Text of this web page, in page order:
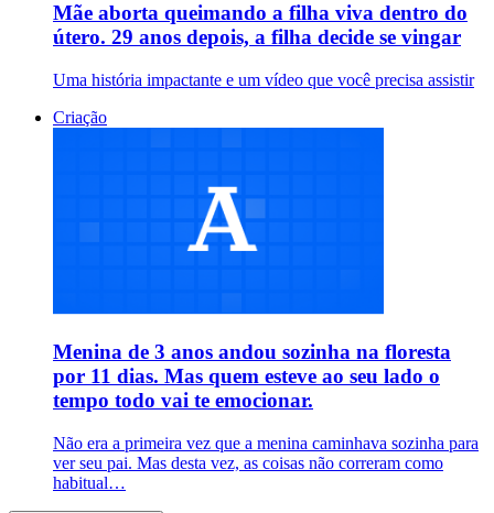
Mãe aborta queimando a filha viva dentro do
útero. 29 anos depois, a filha decide se vingar
Uma história impactante e um vídeo que você precisa assistir
Criação
Menina de 3 anos andou sozinha na floresta
por 11 dias. Mas quem esteve ao seu lado o
tempo todo vai te emocionar.
Não era a primeira vez que a menina caminhava sozinha para
ver seu pai. Mas desta vez, as coisas não correram como
habitual…